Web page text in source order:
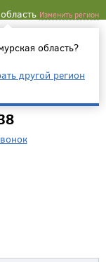
Изменить регион
область?
другой регион